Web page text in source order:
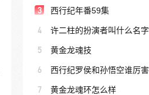
3 西行纪年番59集
4 许二柱的扮演者叫什么名字
5 黄金龙魂技
6 西行纪罗侯和孙悟空谁厉害
7 黄金龙魂环怎么样